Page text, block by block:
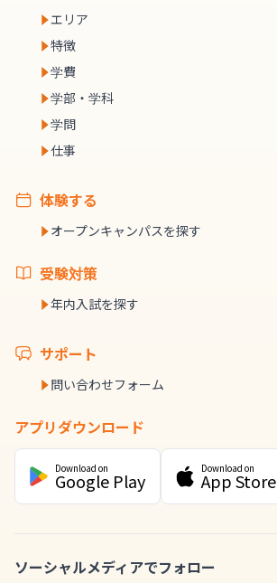
エリア
特徴
学費
学部・学科
学問
仕事
体験する
オープンキャンパスを探す
受験対策
年内入試を探す
サポート
問い合わせフォーム
アプリダウンロード
Download on
Google Play
Download on
App Store
ソーシャルメディアでフォロー